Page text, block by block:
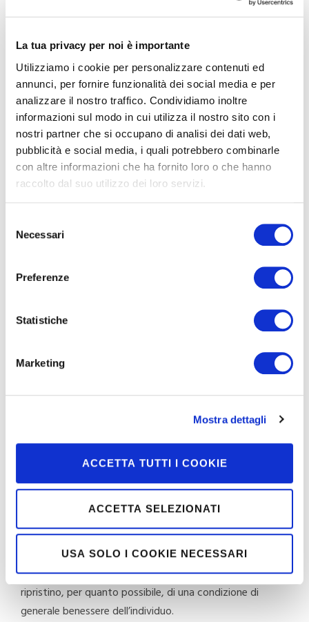
La tua privacy per noi è importante
Utilizziamo i cookie per personalizzare contenuti ed
annunci, per fornire funzionalità dei social media e per
analizzare il nostro traffico. Condividiamo inoltre
informazioni sul modo in cui utilizza il nostro sito con i
nostri partner che si occupano di analisi dei dati web,
pubblicità e social media, i quali potrebbero combinarle
con altre informazioni che ha fornito loro o che hanno
raccolto dal suo utilizzo dei loro servizi.
delNecessari
Preferenze
Statistiche
Marketing
Mostra dettagli
ACCETTA TUTTI I COOKIE
ACCETTA SELEZIONATI
USA SOLO I COOKIE NECESSARI
Questo mese per la rubrica “Il cliente del mese”
Ortopedia srl.
Buongiorno Cristina, ci
racconta come nasce
Sara Sanitaria Ortopedia?
Buongiorno, forse più che il “
convinzione che il benessere vada coltivato ogni giorno,
attraverso
che parte sempre
risolvere in toto un problema.
approccio?
Il nostro approccio prevede sempre un attento ascolto
dei bisogni, dei problemi e delle specificità di ciascun
cliente. Solo in seguito a questo iniziamoun processo di
analisi ed intervento che per obbiettivo non ha mai
il solo il recupero funzionale: Ciò a cui miriamo è il
ripristino, per quanto possibile, di una condizione di
generale benessere dell’individuo.